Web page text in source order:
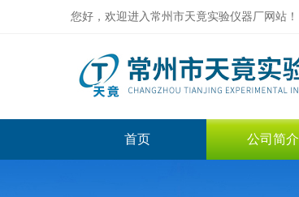
您好，欢迎进入常州市天竟实验仪器厂网站！
首页 公司简介